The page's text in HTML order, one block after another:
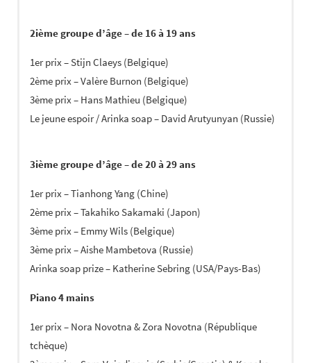
2ième groupe d’âge – de 16 à 19 ans
1er prix – Stijn Claeys (Belgique)
2ème prix – Valère Burnon (Belgique)
3ème prix – Hans Mathieu (Belgique)
Le jeune espoir / Arinka soap – David Arutyunyan (Russie)
3ième groupe d’âge – de 20 à 29 ans
1er prix – Tianhong Yang (Chine)
2ème prix – Takahiko Sakamaki (Japon)
3ème prix – Emmy Wils (Belgique)
3ème prix – Aishe Mambetova (Russie)
Arinka soap prize – Katherine Sebring (USA/Pays-Bas)
Piano 4 mains
1er prix – Nora Novotna & Zora Novotna (République
tchèque)